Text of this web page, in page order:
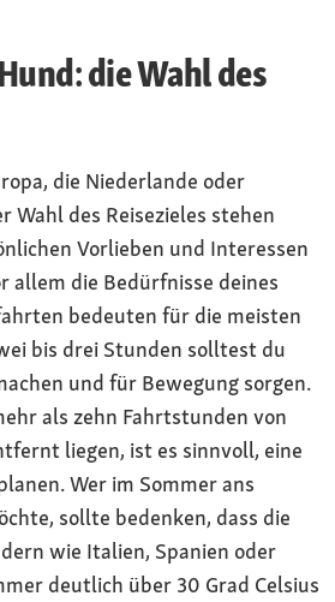
die Wahl des
die Niederlande oder
Wahl des Reisezieles stehen
Vorlieben und Interessen
allem die Bedürfnisse deines
bedeuten für die meisten
bis drei Stunden solltest du
und für Bewegung sorgen.
als zehn Fahrtstunden von
liegen, ist es sinnvoll, eine
Wer im Sommer ans
sollte bedenken, dass die
wie Italien, Spanien oder
deutlich über 30 Grad Celsius